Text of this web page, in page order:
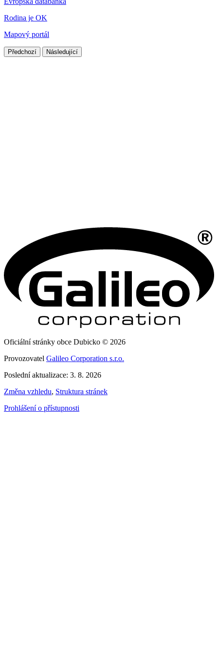
Rodina je OK
Mapový portál
Předchozí Následující
Oficiální stránky obce Dubicko © 2026
Provozovatel Galileo Corporation s.r.o.
Poslední aktualizace: 3. 8. 2026
Změna vzhledu, Struktura stránek
Prohlášení o přístupnosti